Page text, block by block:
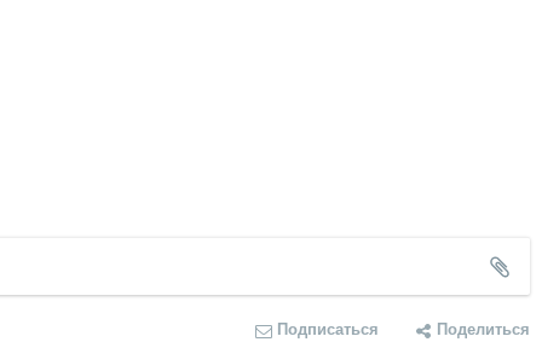
Подписаться Поделиться